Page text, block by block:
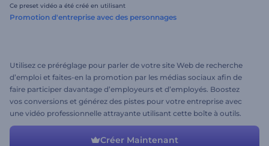
Ce preset vidéo a été créé en utilisant
Promotion d'entreprise avec des personnages
Utilisez ce préréglage pour parler de votre site Web de recherche
d’emploi et faites-en la promotion par les médias sociaux afin de
faire participer davantage d’employeurs et d’employés. Boostez
vos conversions et générez des pistes pour votre entreprise avec
une vidéo professionnelle attrayante utilisant cette boîte à outils.
Essayez la meilleure vidéo promo commerciale aujourd'hui!
Créer Maintenant